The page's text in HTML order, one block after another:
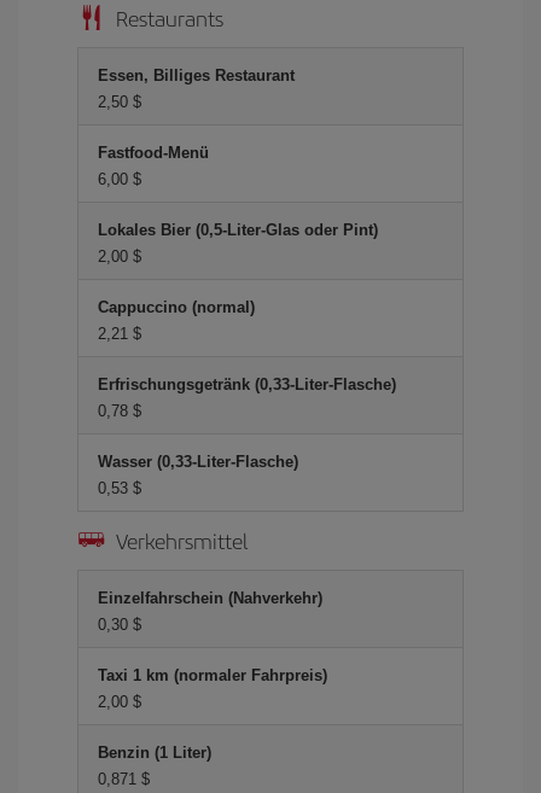
Restaurants
Essen, Billiges Restaurant
2,50 $
Fastfood-Menü
6,00 $
Lokales Bier (0,5-Liter-Glas oder Pint)
2,00 $
Cappuccino (normal)
2,21 $
Erfrischungsgetränk (0,33-Liter-Flasche)
0,78 $
Wasser (0,33-Liter-Flasche)
0,53 $
Verkehrsmittel
Einzelfahrschein (Nahverkehr)
0,30 $
Taxi 1 km (normaler Fahrpreis)
2,00 $
Benzin (1 Liter)
0,871 $